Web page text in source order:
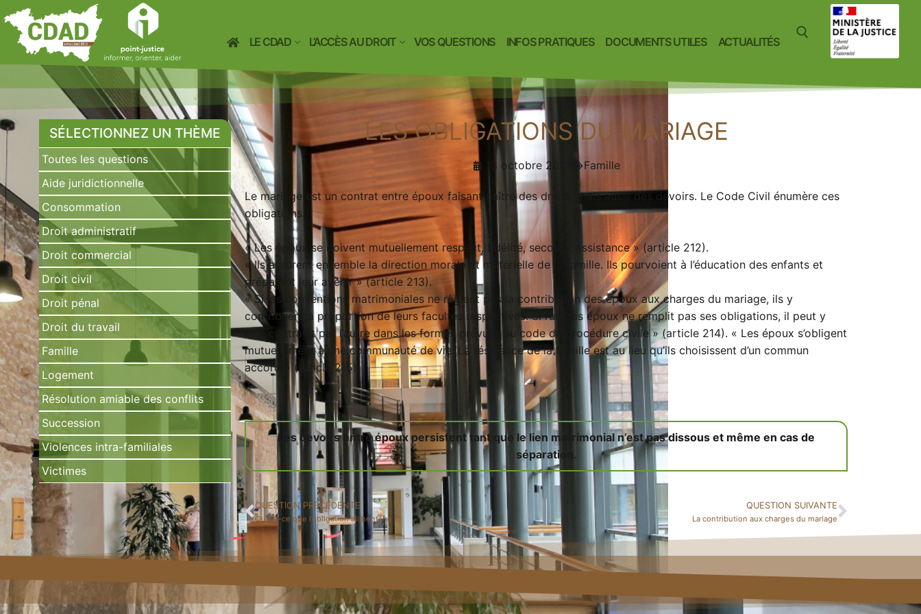
LE CDAD L’ACCÈS AU DROIT VOS QUESTIONS INFOS PRATIQUES DOCUMENTS UTILES ACTUALITÉS
SÉLECTIONNEZ UN THÈME
Toutes les questions
Aide juridictionnelle
Consommation
Droit administratif
Droit commercial
Droit civil
Droit pénal
Droit du travail
Famille
Logement
Résolution amiable des conflits
Succession
Violences intra-familiales
Victimes
LES OBLIGATIONS DU MARIAGE
13 octobre 2021 Famille
Le mariage est un contrat entre époux faisant naître des droits, mais aussi des devoirs. Le Code Civil énumère ces
obligations.
« Les époux se doivent mutuellement respect, fidélité, secours, assistance » (article 212).
« Ils assurent ensemble la direction morale et matérielle de la famille. Ils pourvoient à l’éducation des enfants et
préparent leur avenir » (article 213).
« Si les conventions matrimoniales ne règlent pas la contribution des époux aux charges du mariage, ils y
contribuent à proportion de leurs facultés respectives. Si l’un des époux ne remplit pas ses obligations, il peut y
être contraint par l’autre dans les formes prévues au code de procédure civile » (article 214). « Les époux s’obligent
mutuellement à une communauté de vie. La résidence de la famille est au lieu qu’ils choisissent d’un commun
accord » (article 215).
Les devoirs entre époux persistent tant que le lien matrimonial n’est pas dissous et même en cas de
séparation.
QUESTION PRÉCÉDENTE
Qu’est-ce que l’obligation alimentaire ?
QUESTION SUIVANTE
La contribution aux charges du mariage